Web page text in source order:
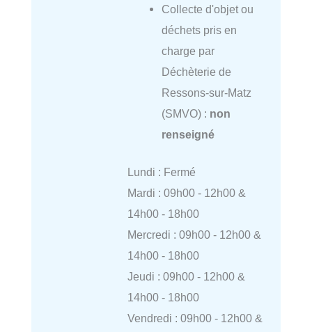
Collecte d'objet ou
déchets pris en
charge par
Déchèterie de
Ressons-sur-Matz
(SMVO) : non
renseigné
Lundi : Fermé
Mardi : 09h00 - 12h00 &
14h00 - 18h00
Mercredi : 09h00 - 12h00 &
14h00 - 18h00
Jeudi : 09h00 - 12h00 &
14h00 - 18h00
Vendredi : 09h00 - 12h00 &